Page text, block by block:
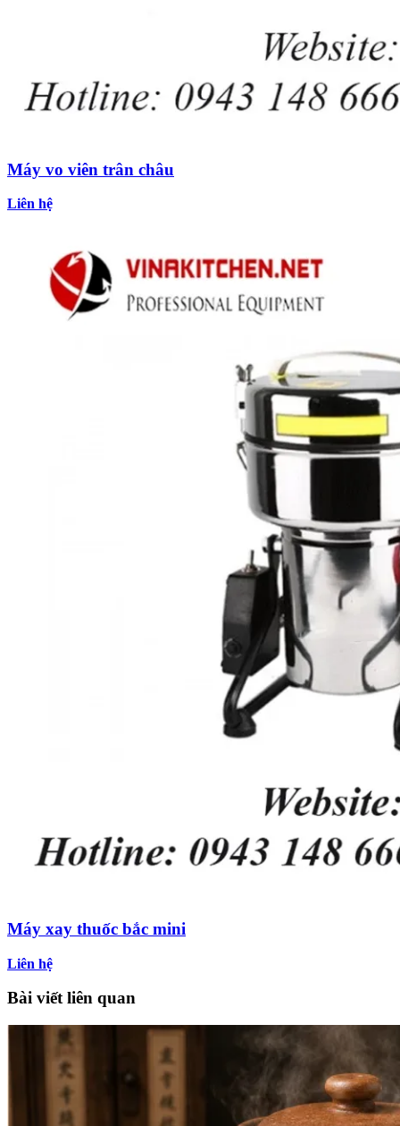
Máy vo viên trân châu
Liên hệ
Máy xay thuốc bắc mini
Liên hệ
Bài viết liên quan